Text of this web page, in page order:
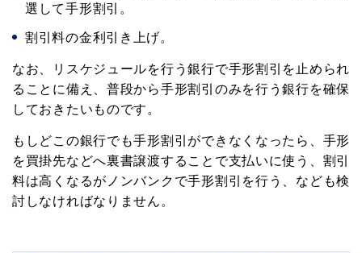
選して手形割引。
割引料の金利引き上げ。
なお、リスケジュールを行う銀行で手形割引を止められ
ることに備え、普段から手形割引のみを行う銀行を確保
しておきたいものです。
もしどこの銀行でも手形割引ができなくなったら、手形
を買掛先などへ裏書譲渡することで支払いに使う、割引
料は高くなるがノンバンクで手形割引を行う、なども検
討しなければなりません。
メルマガ読者募集中!
がうまくなる情報を毎週お届けします。
これであなたの会社もお金に困らない!